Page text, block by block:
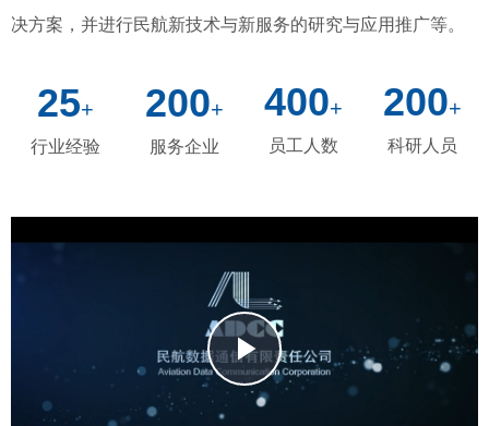
决方案，并进行民航新技术与新服务的研究与应用推广等。
25+
行业经验
200+
服务企业
400+
员工人数
200+
科研人员
Play